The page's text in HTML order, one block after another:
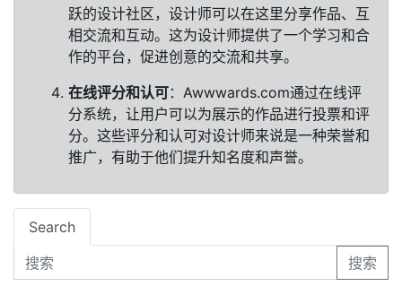
跃的设计社区，设计师可以在这里分享作品、互
相交流和互动。这为设计师提供了一个学习和合
作的平台，促进创意的交流和共享。
在线评分和认可：Awwwards.com通过在线评
分系统，让用户可以为展示的作品进行投票和评
分。这些评分和认可对设计师来说是一种荣誉和
推广，有助于他们提升知名度和声誉。
Search
搜索